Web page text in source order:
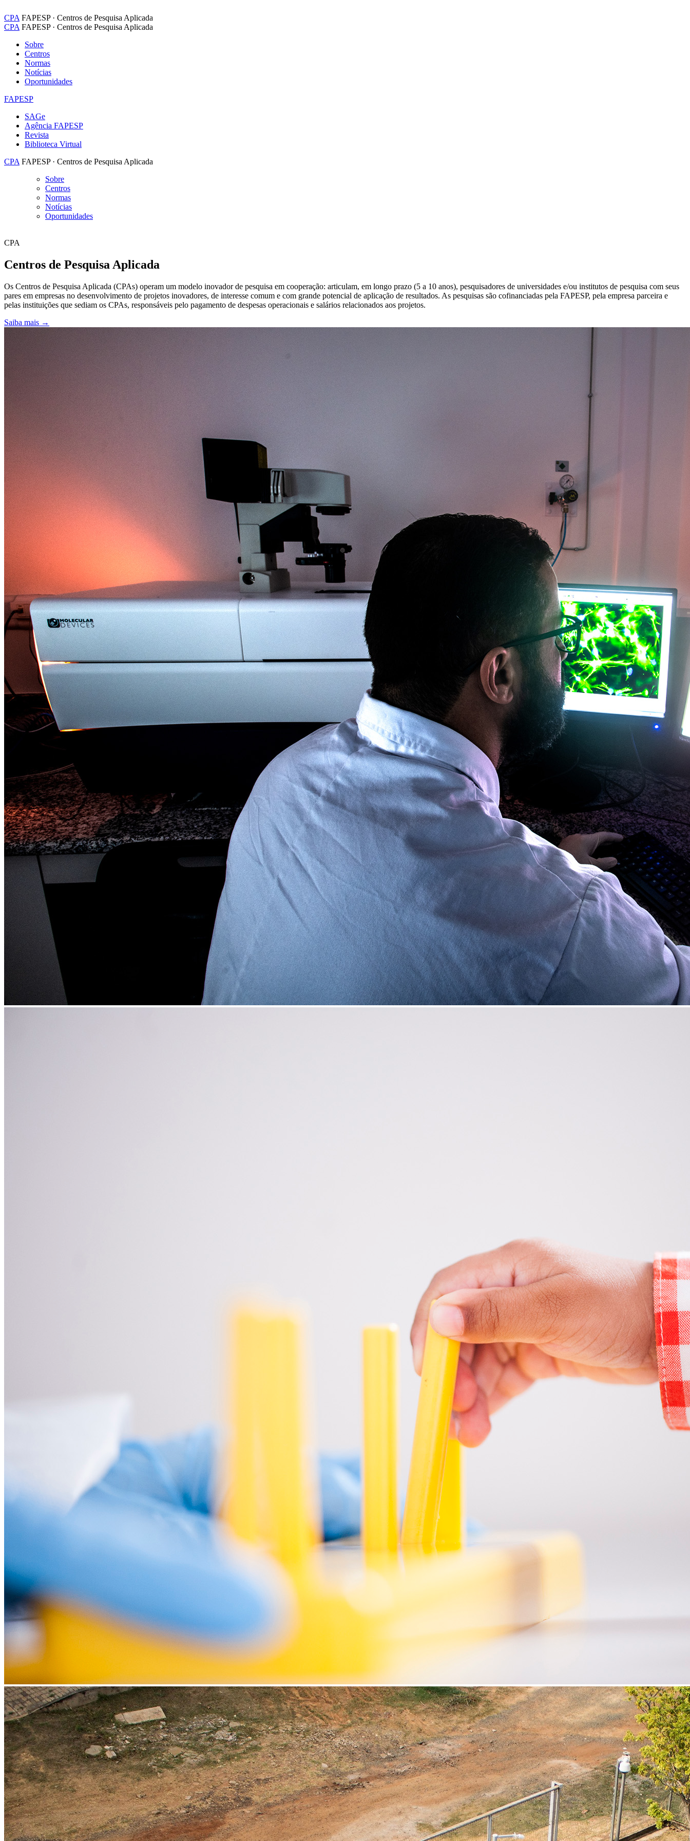
CPA FAPESP · Centros de Pesquisa Aplicada
CPA FAPESP · Centros de Pesquisa Aplicada
Sobre
Centros
Normas
Notícias
Oportunidades
FAPESP
SAGe
Agência FAPESP
Revista
Biblioteca Virtual
CPA FAPESP · Centros de Pesquisa Aplicada
Sobre
Centros
Normas
Notícias
Oportunidades
CPA
Centros de Pesquisa Aplicada
Os Centros de Pesquisa Aplicada (CPAs) operam um modelo inovador de pesquisa em cooperação: articulam, em longo prazo (5 a 10 anos), pesquisadores de universidades e/ou institutos de pesquisa com seus
pares em empresas no desenvolvimento de projetos inovadores, de interesse comum e com grande potencial de aplicação de resultados. As pesquisas são cofinanciadas pela FAPESP, pela empresa parceira e
pelas instituições que sediam os CPAs, responsáveis pelo pagamento de despesas operacionais e salários relacionados aos projetos.
Saiba mais →